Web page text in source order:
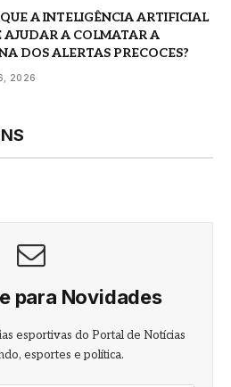
A INTELIGÊNCIA ARTIFICIAL
AJUDAR A COLMATAR A
DOS ALERTAS PRECOCES?
2026
para Novidades
esportivas do Portal de Notícias
esportes e política.